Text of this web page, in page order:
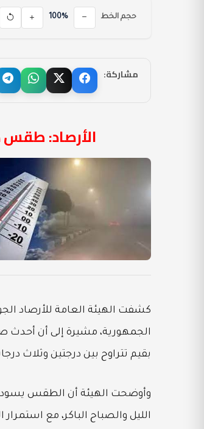
حجم الخط 100%
مشاركة:
الأرصاد: طقس
كشفت الهيئة العامة للأرصاد
الجمهورية، مشيرة إلى أن أحدث
بقيم تتراوح بين درجتين وثلاث
وأوضحت الهيئة أن الطقس يسود
الليل والصباح الباكر، مع